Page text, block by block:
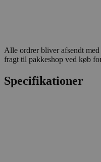
Alle ordrer bliver afsendt
fragt til pakkeshop ved køb
Specifikationer